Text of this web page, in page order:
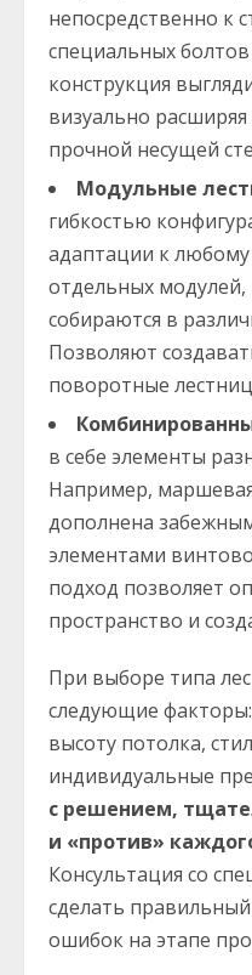
непосредственно к
специальных
конструкция
визуально
прочной несущей
Модульные
гибкостью
адаптации к
отдельных модулей,
собираются в
Позволяют
поворотные
в себе элементы
Например,
дополнена
элементами
подход позволяет
пространство и
При выборе типа
следующие
высоту потолка,
индивидуальные
с решением,
и «против»
Консультация со
сделать
ошибок на этапе